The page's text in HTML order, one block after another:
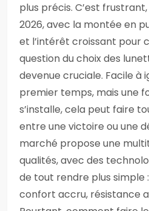
plus précis. C’est
2026, avec la montée en
et l’intérêt croissant pour
question du choix des
devenue cruciale. Facile à
premier temps, mais une
s’installe, cela peut faire
entre une victoire ou une
marché propose une
qualités, avec des
de tout rendre plus simple
confort accru, résistance